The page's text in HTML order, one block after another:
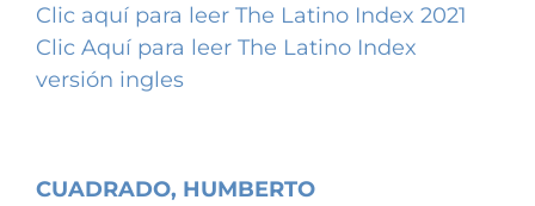
Clic aquí para leer The Latino Index 2021
Clic Aquí para leer The Latino Index
versión ingles
CUADRADO, HUMBERTO